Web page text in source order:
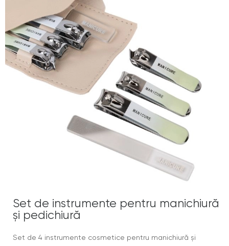
Set de instrumente pentru manichiură
și pedichiură
Set de 4 instrumente cosmetice pentru manichiură și